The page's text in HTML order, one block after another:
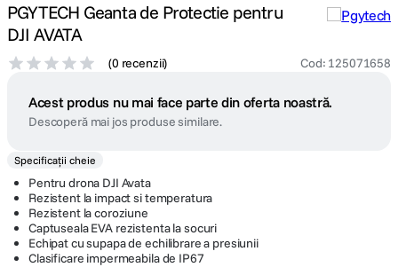
PGYTECH Geanta de Protectie pentru
DJI AVATA
(0 recenzii) Cod: 125071658
Acest produs nu mai face parte din oferta noastră.
Descoperă mai jos produse similare.
Specificații cheie
Pentru drona DJI Avata
Rezistent la impact si temperatura
Rezistent la coroziune
Captuseala EVA rezistenta la socuri
Echipat cu supapa de echilibrare a presiunii
Clasificare impermeabila de IP67